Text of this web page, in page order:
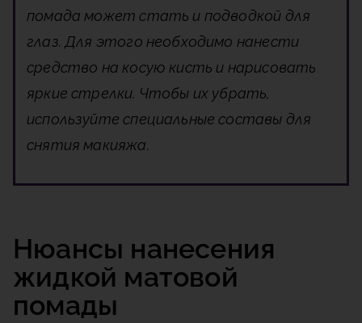
помада может стать и подводкой для
глаз. Для этого необходимо нанести
средство на косую кисть и нарисовать
яркие стрелки. Чтобы их убрать,
используйте специальные составы для
снятия макияжа.
Нюансы нанесения
жидкой матовой
помады